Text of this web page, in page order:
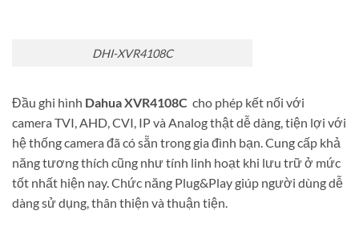
DHI-XVR4108C
Đầu ghi hình Dahua XVR4108C cho phép kết nối với
camera TVI, AHD, CVI, IP và Analog thật dễ dàng, tiện lợi với
hệ thống camera đã có sẵn trong gia đình bạn. Cung cấp khả
năng tương thích cũng như tính linh hoạt khi lưu trữ ở mức
tốt nhất hiện nay. Chức năng Plug&Play giúp người dùng dễ
dàng sử dụng, thân thiện và thuận tiện.